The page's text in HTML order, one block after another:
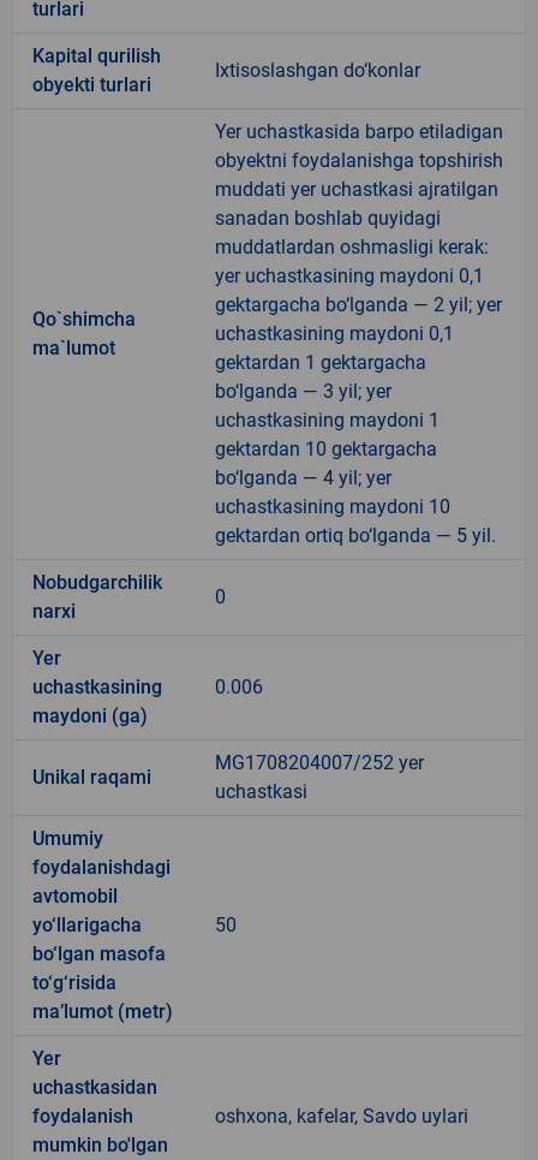
turlari
Kapital qurilish
obyekti turlari
Ixtisoslashgan do‘konlar
Qo`shimcha
ma`lumot
Yer uchastkasida barpo etiladigan
obyektni foydalanishga topshirish
muddati yer uchastkasi ajratilgan
sanadan boshlab quyidagi
muddatlardan oshmasligi kerak:
yer uchastkasining maydoni 0,1
gektargacha bo‘lganda — 2 yil; yer
uchastkasining maydoni 0,1
gektardan 1 gektargacha
bo‘lganda — 3 yil; yer
uchastkasining maydoni 1
gektardan 10 gektargacha
bo‘lganda — 4 yil; yer
uchastkasining maydoni 10
gektardan ortiq bo‘lganda — 5 yil.
Nobudgarchilik
narxi
0
Yer
uchastkasining
maydoni (ga)
0.006
Unikal raqami
MG1708204007/252 yer
uchastkasi
Umumiy
foydalanishdagi
avtomobil
yo‘llarigacha
bo‘lgan masofa
to‘g‘risida
ma’lumot (metr)
50
Yer
uchastkasidan
foydalanish
mumkin bo'lgan
oshxona, kafelar, Savdo uylari